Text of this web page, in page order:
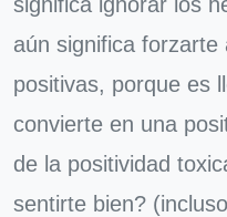
aún significa
positivas, porque es
convierte en una
de la positividad
sentirte bien?